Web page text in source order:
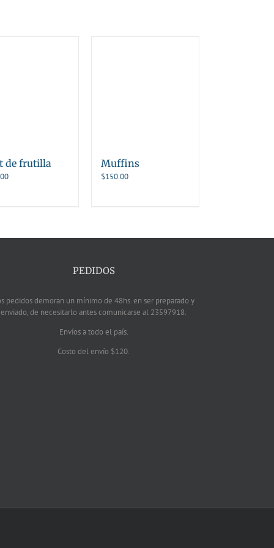
de frutilla Muffins
$150.00
PEDIDOS
pedidos demoran un mínimo de 48hs. en ser preparado y
enviado, de necesitarlo antes comunicarse al 23597918.
Envíos a todo el país.
Costo del envío $120.